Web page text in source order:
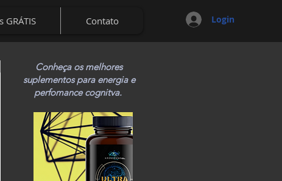
GRÁTIS Contato Login
Conheça os melhores
suplementos para energia e
perfomance cognitva.